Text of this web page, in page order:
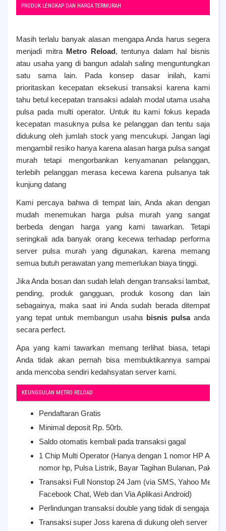
PRODUK LENGKAP DAN HARGA TERMURAH
Masih terlalu banyak alasan mengapa Anda harus segera
menjadi mitra Metro Reload, tentunya dalam hal bisnis
atau usaha yang di bangun adalah saling menguntungkan
satu sama lain. Pada konsep dasar inilah, kami
prioritaskan kecepataneksekusi transaksi karena kami
tahu betul kecepatan transaksi adalah modal utama usaha
pulsa pada multi operator. Untuk itu kami fokus kepada
kecepatan masuknya pulsa ke pelanggan dan tentu saja
didukung oleh jumlah stock yang mencukupi. Jangan lagi
mengambil resiko hanya karena alasan harga pulsa sangat
murah tetapi mengorbankan kenyamanan pelanggan,
terlebih pelanggan merasa kecewa karena pulsanya tak
kunjung datang
Kami percaya bahwa di tempat lain, Anda akan dengan
mudah menemukan harga pulsa murah yang sangat
berbeda dengan harga yang kami tawarkan. Tetapi
seringkali ada banyak orang kecewa terhadap performa
server pulsa murah yang digunakan, karena memang
semua butuh perawatan yang memerlukan biaya tinggi.
Jika Anda bosan dan sudah lelah dengan transaksi lambat,
pending, produk gangguan, produk kosong dan lain
sebagainya, maka saat ini Anda sudah berada ditempat
yang tepat untuk membangun usaha bisnis pulsaanda
secara perfect.
Apa yang kami tawarkan memang terlihat biasa, tetapi
Anda tidak akan pernah bisa membuktikannya sampai
anda mencoba sendiri kedahsyatan server kami.
KEUNGGULAN METRO RELOAD
Pendaftaran Gratis
Minimal deposit Rp. 50rb.
Saldo otomatis kembali pada transaksi gagal
1 Chip Multi Operator (Hanya dengan 1 nomor HP
nomor hp, Pulsa Listrik, Bayar Tagihan Bulanan, Paket
Transaksi Full Nonstop 24 Jam (via SMS, Yahoo
Facebook Chat, Web dan Via Aplikasi Android)
Perlindungan transaksi double yang tidak di sengaja
Transaksi super Joss karena di dukung oleh server